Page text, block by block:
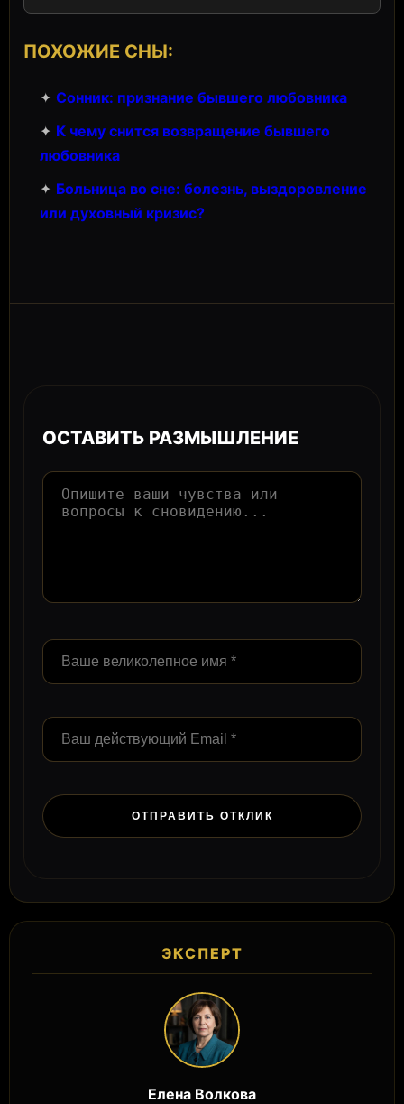
ПОХОЖИЕ СНЫ:
✦ Сонник: признание бывшего любовника
✦ К чему снится возвращение бывшего
любовника
✦ Больница во сне: болезнь, выздоровление
или духовный кризис?
ОСТАВИТЬ РАЗМЫШЛЕНИЕ
ЭКСПЕРТ
Елена Волкова